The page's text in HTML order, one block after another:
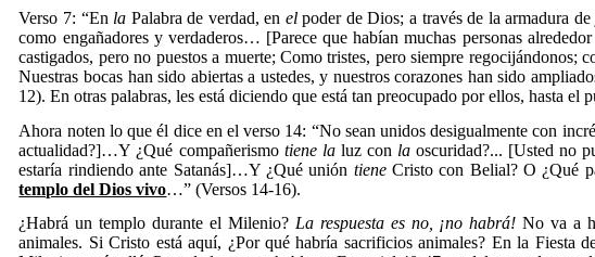
Verso 7: “En la Palabra de verdad, en elpoder de Dios; a través de la armadura
como engañadores y verdaderos… [Parece que habían muchas personas
castigados, pero no puestos a muerte; Como tristes, pero siempre regocijándonos;
Nuestras bocas han sido abiertas a ustedes, y nuestros corazones han sido
12). En otras palabras, les está diciendo que está tan preocupado por ellos, hasta el
Ahora noten lo que él dice en el verso 14: “No sean unidos desigualmente con
actualidad?]…Y ¿Qué compañerismo tiene laluz con laoscuridad?... [Usted no
estaría rindiendo ante Satanás]…Y ¿Qué unión tieneCristo con Belial? O ¿Qué
templo del Dios vivo…” (Versos 14-16).
¿Habrá un templo durante el Milenio? La respuesta es no, ¡no habrá! No va a
animales. Si Cristo está aquí, ¿Por qué habría sacrificios animales? En la Fiesta